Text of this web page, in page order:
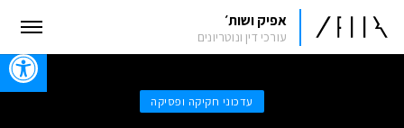
אפיק ושות׳
עורכי דין ונוטריונים
עדכוני חקיקה ופסיקה